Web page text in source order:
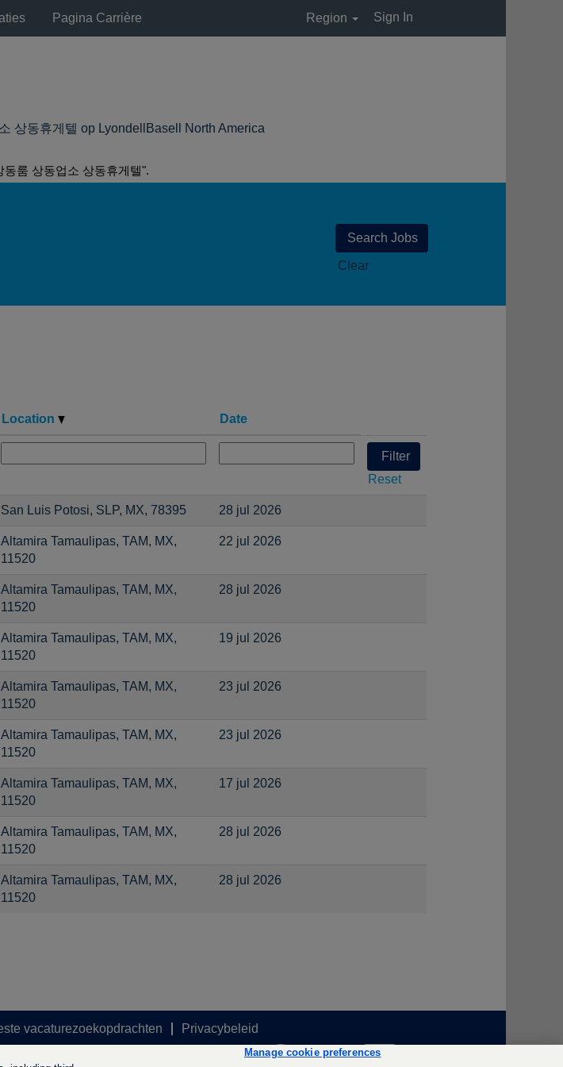
Pagina Carrière Region Sign In
상동휴게텔 op LyondellBasell North America
룸 상동업소 상동휴게텔".
Clear
Location Date
Reset
San Luis Potosi, SLP, MX, 78395 28 jul 2026
Altamira Tamaulipas, TAM, MX,
11520
22 jul 2026
Altamira Tamaulipas, TAM, MX,
11520
28 jul 2026
Altamira Tamaulipas, TAM, MX,
11520
19 jul 2026
Altamira Tamaulipas, TAM, MX,
11520
23 jul 2026
Altamira Tamaulipas, TAM, MX,
11520
23 jul 2026
Altamira Tamaulipas, TAM, MX,
11520
17 jul 2026
Altamira Tamaulipas, TAM, MX,
11520
28 jul 2026
Altamira Tamaulipas, TAM, MX,
11520
28 jul 2026
vacaturezoekopdrachten
Privacybeleid
O
p
O
O
p
Manage cookie preferences